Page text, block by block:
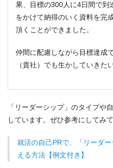
果、目標の300人に4日間で到
をかけて納得のいく資料を完
頂くことができました。
仲間に配慮しながら目標達成
（貴社）でも生かしていきた
「リーダーシップ」のタイプや
しています。ぜひ参考にしてみて
就活の自己PRで、「リーダ
える方法【例文付き】